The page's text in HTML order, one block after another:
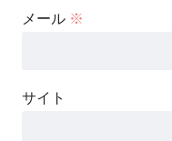
メール ※
サイト